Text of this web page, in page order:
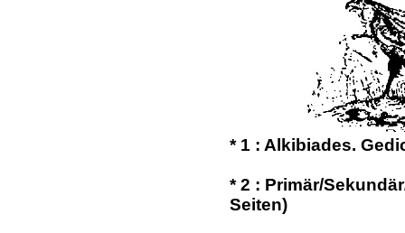
* 1 : Alkibiades.
*2 : Primär/
Seiten)